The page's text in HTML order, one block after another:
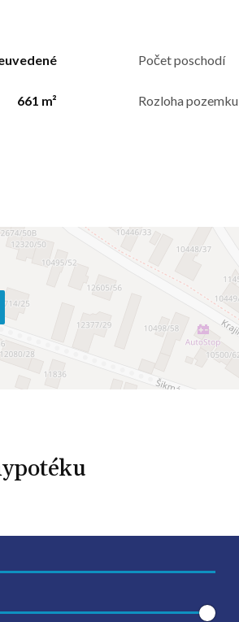
Počet poschodí
661 m² Rozloha pozemku